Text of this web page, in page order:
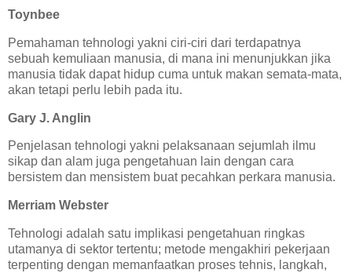
Toynbee
Pemahaman tehnologi yakni ciri-ciri dari terdapatnya
sebuah kemuliaan manusia, di mana ini menunjukkan jika
manusia tidak dapat hidup cuma untuk makan semata-mata,
akan tetapi perlu lebih pada itu.
Gary J. Anglin
Penjelasan tehnologi yakni pelaksanaan sejumlah ilmu
sikap dan alam juga pengetahuan lain dengan cara
bersistem dan mensistem buat pecahkan perkara manusia.
Merriam Webster
Tehnologi adalah satu implikasi pengetahuan ringkas
utamanya di sektor tertentu; metode mengakhiri pekerjaan
terpenting dengan memanfaatkan proses tehnis, langkah,